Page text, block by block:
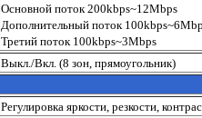
Основной поток 200kbps~12Mbps
Дополнительный поток
Третий поток 100kbps~3Mbps
Выкл./Вкл. (8 зон, прямоугольник)
Регулировка яркости, резкости,